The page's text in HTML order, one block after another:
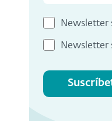
Newsletter
Newsletter